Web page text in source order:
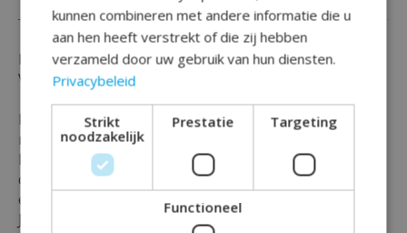
Maak je feest compleet met deze klassieke luxe ''
Vlaggenlijn Classy Party folie - 60 '' !
Deze luxe vlaggenlijn is geschikt voor elke leeftijd en
mijlpaal van 60 jaar !
Bovendien kun je deze vlaggenlijn fantastisch
combineren met onze andere classy party producten
en decoratie uit dezelfde serie.
Je kunt deze vlaggenlijn ook prima met andere
kunnen combineren met andere informatie die u
aan hen heeft verstrekt of die zij hebben
verzameld door uw gebruik van hun diensten.
Privacybeleid
Strikt
noodzakelijk
Prestatie Targeting
Functioneel